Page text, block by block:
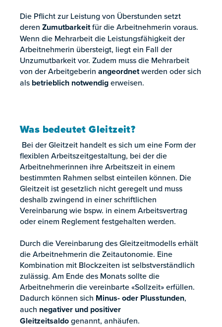
Die Pflicht zur Leistung von Überstunden setzt
deren Zumutbarkeitfür die Arbeitnehmerin voraus.
Wenn die Mehrarbeit die Leistungsfähigkeit der
Arbeitnehmerin übersteigt, liegt ein Fall der
Unzumutbarkeit vor. Zudem muss die Mehrarbeit
von der Arbeitgeberin angeordnetwerden oder sich
als betrieblich notwendigerweisen.
Was bedeutet Gleitzeit?
Bei der Gleitzeit handelt es sich um eine Form der
flexiblen Arbeitszeitgestaltung, bei der die
Arbeitnehmerinnen ihre Arbeitszeit in einem
bestimmten Rahmen selbst einteilen können. Die
Gleitzeit ist gesetzlich nicht geregelt und muss
deshalb zwingend in einer schriftlichen
Vereinbarung wie bspw. in einem Arbeitsvertrag
oder einem Reglement festgehalten werden.
Durch die Vereinbarung des Gleitzeitmodells erhält
die Arbeitnehmerin die Zeitautonomie. Eine
Kombination mit Blockzeiten ist selbstverständlich
zulässig. Am Ende des Monats sollte die
Arbeitnehmerin die vereinbarte «Sollzeit» erfüllen.
Dadurch können sich Minus- oder Plusstunden,
auch negativer und positiver
Gleitzeitsaldogenannt, anhäufen.